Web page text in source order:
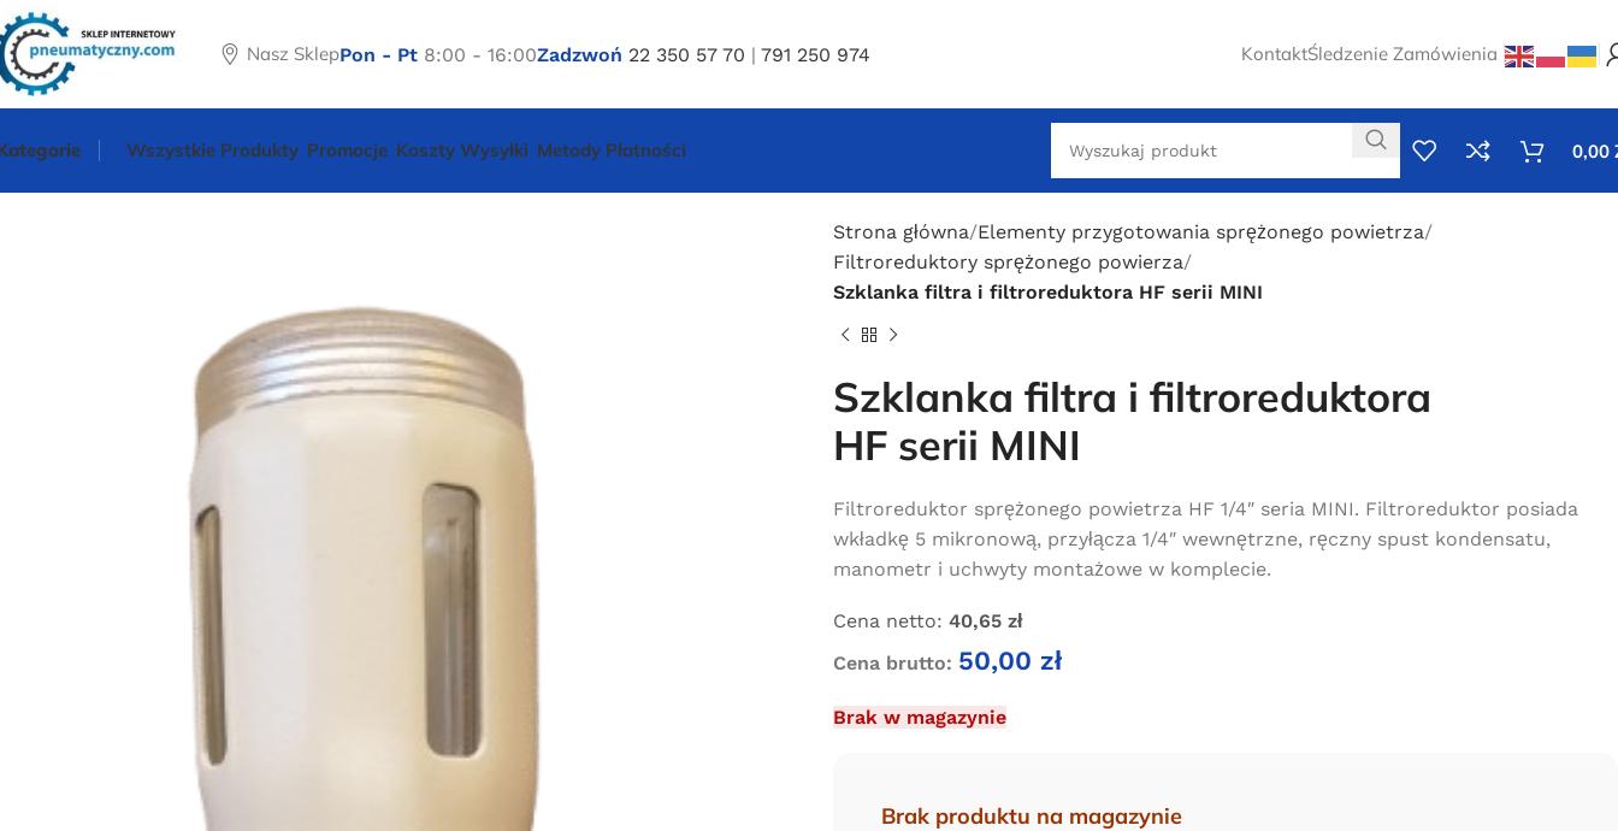
Nasz SklepPon - Pt 8:00 - 16:00Zadzwoń 22 350 57 70 |791 250 974 KontaktŚledzenie Zamówienia
Wszystkie Produkty Promocje Koszty Wysyłki Metody Płatności 0,00
Strona główna Elementy przygotowania sprężonego powietrza
Filtroreduktory sprężonego powierza
Szklanka filtra i filtroreduktora HF serii MINI
Szklanka filtra i filtroreduktora
HF serii MINI
Filtroreduktor sprężonego powietrza HF 1/4″ seria MINI. Filtroreduktor posiada
wkładkę 5 mikronową, przyłącza 1/4″ wewnętrzne, ręczny spust kondensatu,
manometr i uchwyty montażowe w komplecie.
Cena netto: 40,65 zł
Cena brutto: 50,00 zł
Brak w magazynie
Brak produktu na magazynie